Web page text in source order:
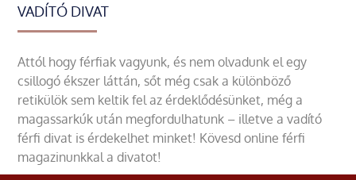
VADÍTÓ DIVAT
Attól hogy férfiak vagyunk, és nem olvadunk el egy
csillogó ékszer láttán, sőt még csak a különböző
retikülök sem keltik fel az érdeklődésünket, még a
magassarkúk után megfordulhatunk – illetve a vadító
férfi divat is érdekelhet minket! Kövesd online férfi
magazinunkkal a divatot!